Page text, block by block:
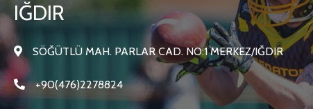
IĞDIR
SÖĞÜTLÜ MAH. PARLAR CAD. NO:1 MERKEZ/IĞDIR
+90(476)2278824